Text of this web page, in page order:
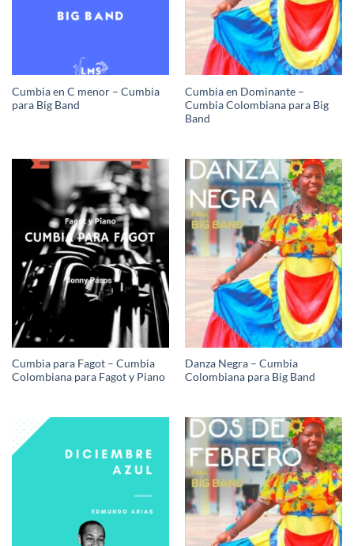
Cumbia en C menor – Cumbia
para Big Band
Cumbia en Dominante –
Cumbia Colombiana para Big
Band
Cumbia para Fagot – Cumbia
Colombiana para Fagot y Piano
Danza Negra – Cumbia
Colombiana para Big Band